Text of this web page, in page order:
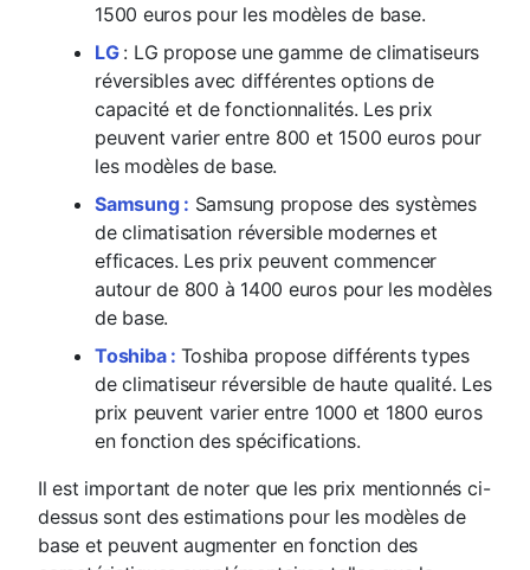
1500 euros pour les modèles de base.
LG : LG propose une gamme de climatiseurs
réversibles avec différentes options de
capacité et de fonctionnalités. Les prix
peuvent varier entre 800 et 1500 euros pour
les modèles de base.
Samsung : Samsung propose des systèmes
de climatisation réversible modernes et
efficaces. Les prix peuvent commencer
autour de 800 à 1400 euros pour les modèles
de base.
Toshiba : Toshiba propose différents types
de climatiseur réversible de haute qualité. Les
prix peuvent varier entre 1000 et 1800 euros
en fonction des spécifications.
Il est important de noter que les prix mentionnés ci-
dessus sont des estimations pour les modèles de
base et peuvent augmenter en fonction des